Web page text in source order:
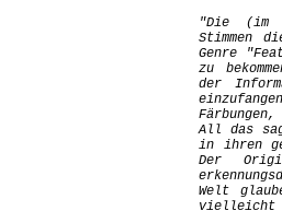
"Die (im
Stimmen
Genre
zu
der
All das
in ihren
Der
Welt
vielleicht